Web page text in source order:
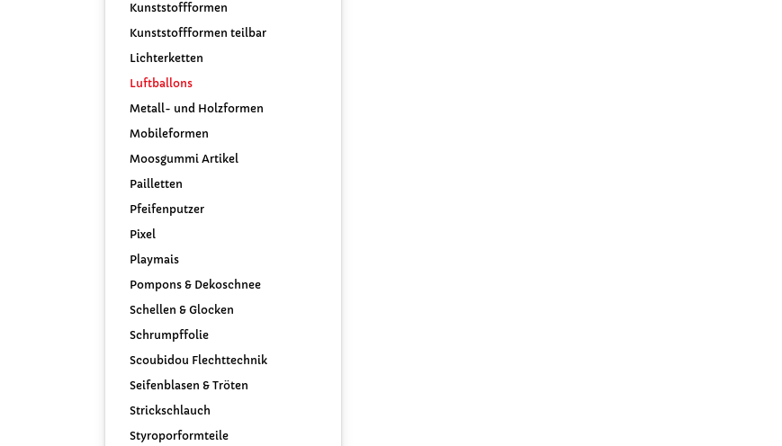
Kunststoffformen
Kunststoffformen teilbar
Lichterketten
Luftballons
Metall- und Holzformen
Mobileformen
Moosgummi Artikel
Pailletten
Pfeifenputzer
Pixel
Playmais
Pompons & Dekoschnee
Schellen & Glocken
Schrumpffolie
Scoubidou Flechttechnik
Seifenblasen & Tröten
Strickschlauch
Styroporformteile